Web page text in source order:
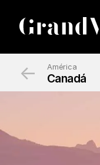
América
Canadá
←